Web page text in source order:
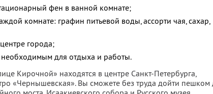
фен в ванной комнате;
комнате: графин питьевой воды, ассорти чая, сахар,
города;
для отдыха и работы.
Кирочной» находятся в центре Санкт-Петербурга,
«Чернышевская». Вы сможете без труда дойти пешком